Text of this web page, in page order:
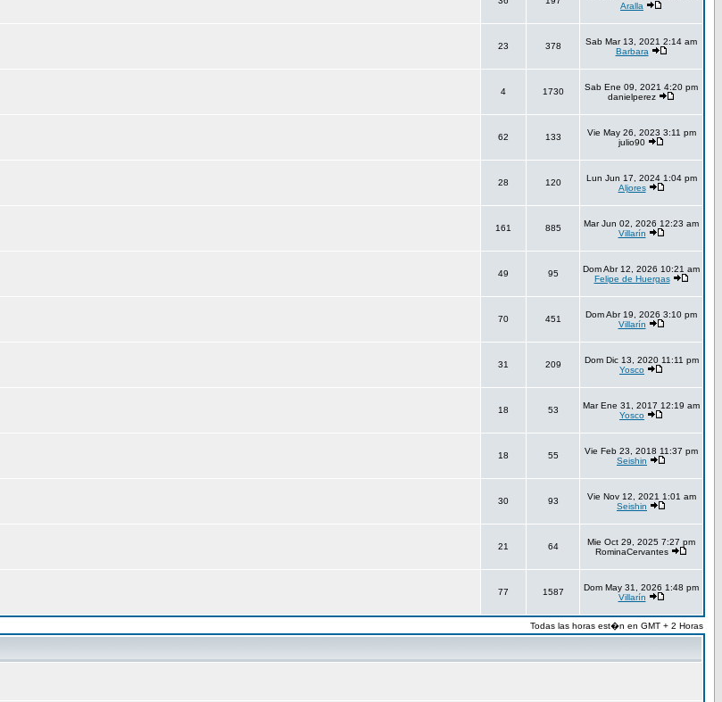
Aralla
23 378
Sab Mar 13, 2021 2:14 am
Barbara
4 1730
Sab Ene 09, 2021 4:20 pm
danielperez
62 133
Vie May 26, 2023 3:11 pm
julio90
28 120
Lun Jun 17, 2024 1:04 pm
Aljores
161 885
Mar Jun 02, 2026 12:23 am
Villarín
49 95
Dom Abr 12, 2026 10:21 am
Felipe de Huergas
70 451
Dom Abr 19, 2026 3:10 pm
Villarín
31 209
Dom Dic 13, 2020 11:11 pm
Yosco
18 53
Mar Ene 31, 2017 12:19 am
Yosco
18 55
Vie Feb 23, 2018 11:37 pm
Seishin
30 93
Vie Nov 12, 2021 1:01 am
Seishin
21 64
Mie Oct 29, 2025 7:27 pm
RominaCervantes
77 1587
Dom May 31, 2026 1:48 pm
Villarín
Todas las horas est�n en GMT + 2 Horas